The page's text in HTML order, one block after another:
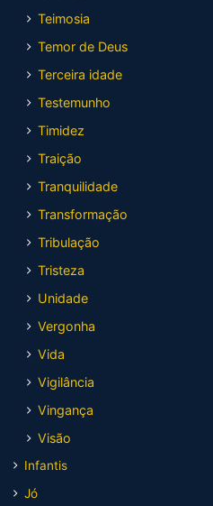
Teimosia
Temor de Deus
Terceira idade
Testemunho
Timidez
Traição
Tranquilidade
Transformação
Tribulação
Tristeza
Unidade
Vergonha
Vida
Vigilância
Vingança
Visão
Infantis
Jó